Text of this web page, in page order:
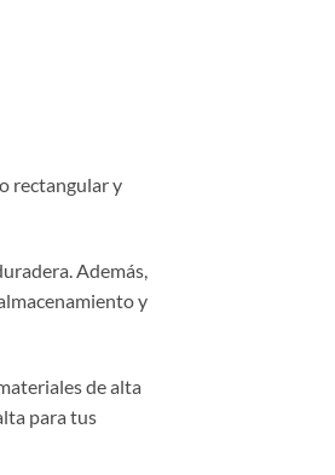
rectangular y
Además,
y
de alta
para tus